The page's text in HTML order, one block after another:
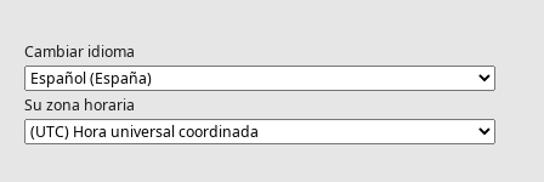
Cambiar idioma
Su zona horaria